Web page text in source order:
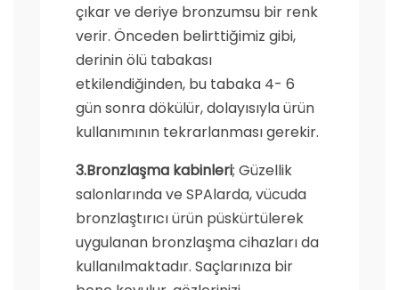
çıkar ve deriye bronzumsu bir renk
verir. Önceden belirttiğimiz gibi,
derinin ölü tabakası
etkilendiğinden, bu tabaka 4- 6
gün sonra dökülür, dolayısıyla ürün
kullanımının tekrarlanması gerekir.
3.Bronzlaşma kabinleri; Güzellik
salonlarında ve SPAlarda, vücuda
bronzlaştırıcı ürün püskürtülerek
uygulanan bronzlaşma cihazları da
kullanılmaktadır. Saçlarınıza bir